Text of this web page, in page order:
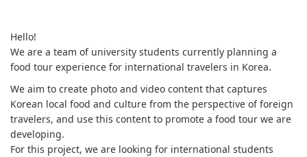
Hello!
We are a team of university students currently planning a
food tour experience for international travelers in Korea.
We aim to create photo and video content that captures
Korean local food and culture from the perspective of foreign
travelers, and use this content to promote a food tour we are
developing.
For this project, we are looking for international students